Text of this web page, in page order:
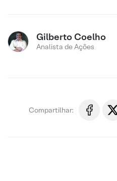
Gilberto Coelho
Analista de Ações
Compartilhar: